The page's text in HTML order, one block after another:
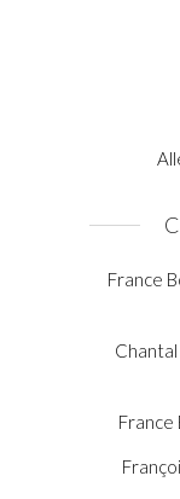
France
France